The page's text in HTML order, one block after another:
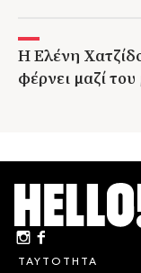
Η Ελένη
φέρνει μαζί
ΤΑΥΤΟΤΗΤΑ